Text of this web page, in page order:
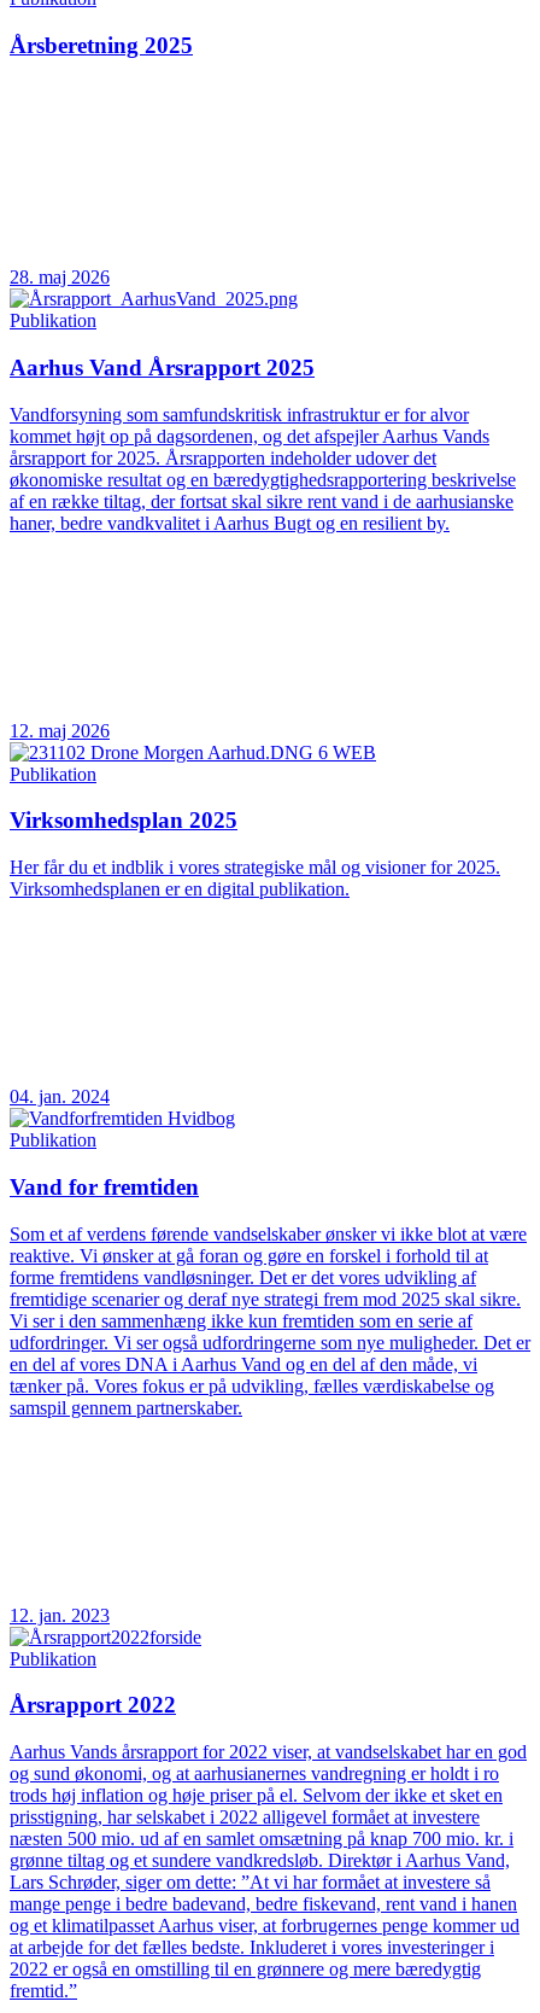
Årsberetning 2025
28. maj 2026
Publikation
Aarhus Vand Årsrapport 2025
Vandforsyning som samfundskritisk infrastruktur er for alvor
kommet højt op på dagsordenen, og det afspejler Aarhus Vands
årsrapport for 2025. Årsrapporten indeholder udover det
økonomiske resultat og en bæredygtighedsrapportering beskrivelse
af en række tiltag, der fortsat skal sikre rent vand i de aarhusianske
haner, bedre vandkvalitet i Aarhus Bugt og en resilient by.
12. maj 2026
Publikation
Virksomhedsplan 2025
Her får du et indblik i vores strategiske mål og visioner for 2025.
Virksomhedsplanen er en digital publikation.
04. jan. 2024
Publikation
Vand for fremtiden
Som et af verdens førende vandselskaber ønsker vi ikke blot at være
reaktive. Vi ønsker at gå foran og gøre en forskel i forhold til at
forme fremtidens vandløsninger. Det er det vores udvikling af
fremtidige scenarier og deraf nye strategi frem mod 2025 skal sikre.
Vi ser i den sammenhæng ikke kun fremtiden som en serie af
udfordringer. Vi ser også udfordringerne som nye muligheder. Det er
en del af vores DNA i Aarhus Vand og en del af den måde, vi
tænker på. Vores fokus er på udvikling, fælles værdiskabelse og
samspil gennem partnerskaber.
12. jan. 2023
Publikation
Årsrapport 2022
Aarhus Vands årsrapport for 2022 viser, at vandselskabet har en god
og sund økonomi, og at aarhusianernes vandregning er holdt i ro
trods høj inflation og høje priser på el. Selvom der ikke et sket en
prisstigning, har selskabet i 2022 alligevel formået at investere
næsten 500 mio. ud af en samlet omsætning på knap 700 mio. kr. i
grønne tiltag og et sundere vandkredsløb. Direktør i Aarhus Vand,
Lars Schrøder, siger om dette: ”At vi har formået at investere så
mange penge i bedre badevand, bedre fiskevand, rent vand i hanen
og et klimatilpasset Aarhus viser, at forbrugernes penge kommer ud
at arbejde for det fælles bedste. Inkluderet i vores investeringer i
2022 er også en omstilling til en grønnere og mere bæredygtig
fremtid.”